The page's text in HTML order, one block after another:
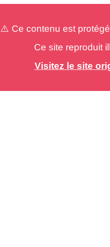
⚠️ Ce contenu est
Ce site reproduit
Visitez le site